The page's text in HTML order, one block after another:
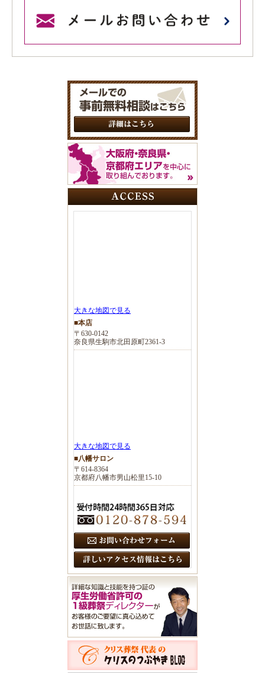
大きな地図で見る
■本店
〒630-0142
奈良県生駒市北田原町2361-3
大きな地図で見る
■八幡サロン
〒614-8364
京都府八幡市男山松里15-10